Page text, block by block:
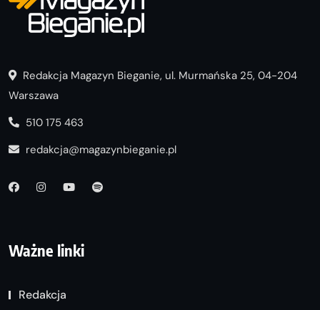
Redakcja Magazyn Bieganie, ul. Murmańska 25, 04-204
Warszawa
510 175 463
redakcja@magazynbieganie.pl
Ważne linki
Redakcja